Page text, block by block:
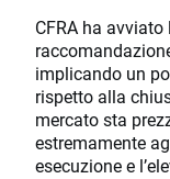
CFRA ha
implicando un
rispetto alla
mercato sta
estremamente
esecuzione e